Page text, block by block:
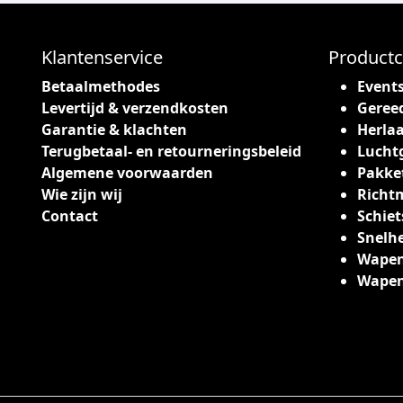
Klantenservice
Betaalmethodes
Levertijd & verzendkosten
Garantie & klachten
Terugbetaal- en retourneringsbeleid
Algemene voorwaarden
Wie zijn wij
Contact